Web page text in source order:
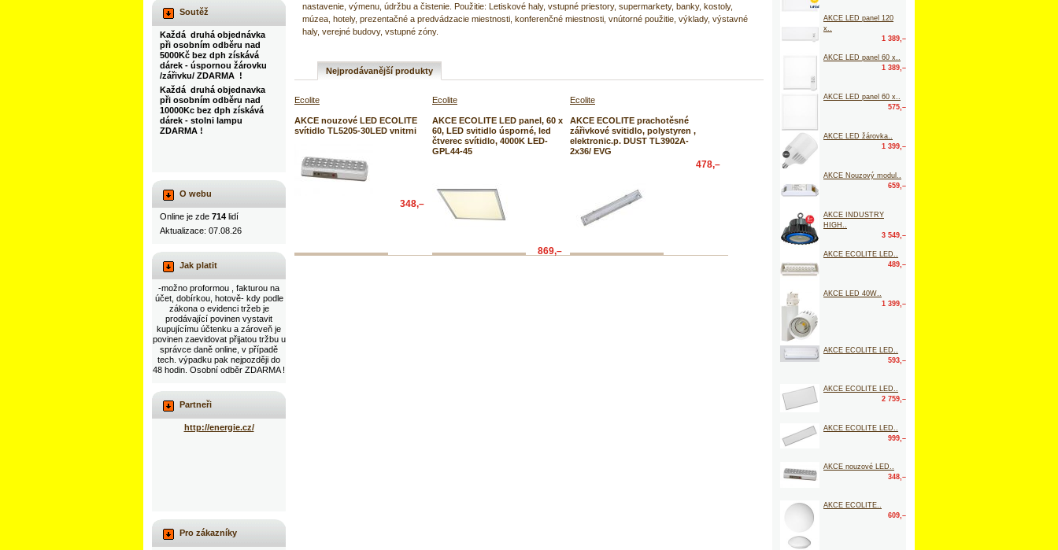
nastavenie, výmenu, údržbu a čistenie. Použitie: Letiskové haly, vstupné priestory, supermarkety, banky, kostoly,
múzea, hotely, prezentačné a predvádzacie miestnosti, konferenčné miestnosti, vnútorné použitie, výklady, výstavné
haly, verejné budovy, vstupné zóny.
Nejprodávanější produkty
Ecolite
AKCE nouzové LED ECOLITE
svítidlo TL5205-30LED vnitrni
348,–
Ecolite
AKCE ECOLITE LED panel, 60 x
60, LED svitidlo úsporné, led
čtverec svítidlo, 4000K LED-
GPL44-45
869,–
Ecolite
AKCE ECOLITE prachotěsné
zářivkové svitidlo, polystyren ,
elektronic.p. DUST TL3902A-
2x36/ EVG
478,–
AKCE LED panel 120
x..
1 389,–
AKCE LED panel 60 x..
1 389,–
AKCE LED panel 60 x..
575,–
AKCE LED žárovka..
1 399,–
AKCE Nouzový modul..
659,–
AKCE INDUSTRY
HIGH..
3 549,–
AKCE ECOLITE LED..
489,–
AKCE LED 40W..
1 399,–
AKCE ECOLITE LED..
593,–
AKCE ECOLITE LED..
2 759,–
AKCE ECOLITE LED..
999,–
AKCE nouzové LED..
348,–
AKCE ECOLITE..
609,–
Soutěž
Každá druhá objednávka
při osobním odběru nad
5000Kč bez dph získává
dárek - úspornou žárovku
/zářivku/ ZDARMA !
Každá druhá objednavka
při osobním odběru nad
10000Kc bez dph získává
dárek - stolni lampu
ZDARMA !
O webu
Online je zde 714 lidí
Aktualizace: 07.08.26
Jak platit
-možno proformou , fakturou na
účet, dobírkou, hotově- kdy podle
zákona o evidenci tržeb je
prodávající povinen vystavit
kupujícímu účtenku a zároveň je
povinen zaevidovat přijatou tržbu u
správce daně online, v případě
tech. výpadku pak nejpozději do
48 hodin. Osobní odběr ZDARMA !
Partneři
http://energie.cz/
Pro zákazníky